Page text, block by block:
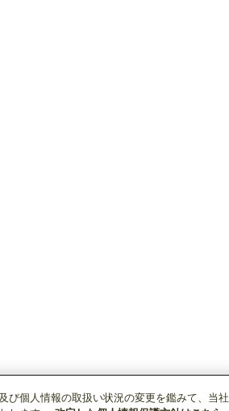
び個人情報の取扱い状況の変更を鑑みて、当